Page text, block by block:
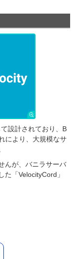
設計されており、B
により、大規模なサ
んが、バニラサーバ
「VelocityCord」